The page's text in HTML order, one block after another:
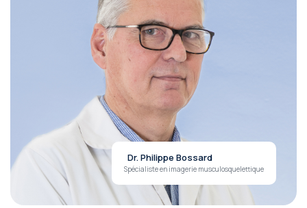
Dr. Philippe Bossard
Spécialiste en imagerie musculosquelettique